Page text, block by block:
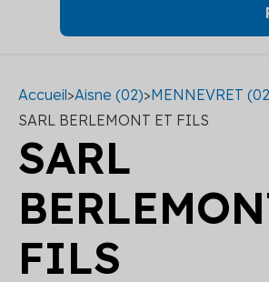
Accueil>Aisne (02)>MENNEVRET
SARL BERLEMONT ET FILS
SARL
FILS